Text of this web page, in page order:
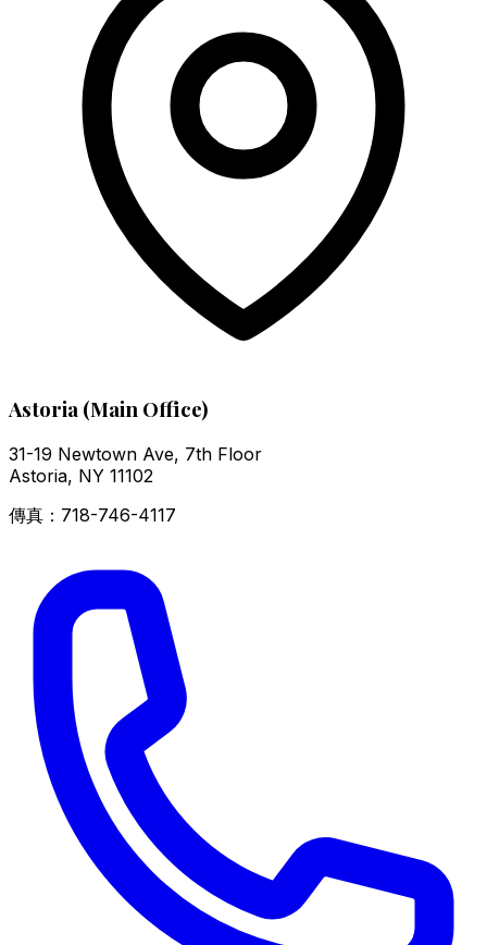
Astoria (Main Office)
31-19 Newtown Ave, 7th Floor
Astoria, NY 11102
傳真： 718-746-4117